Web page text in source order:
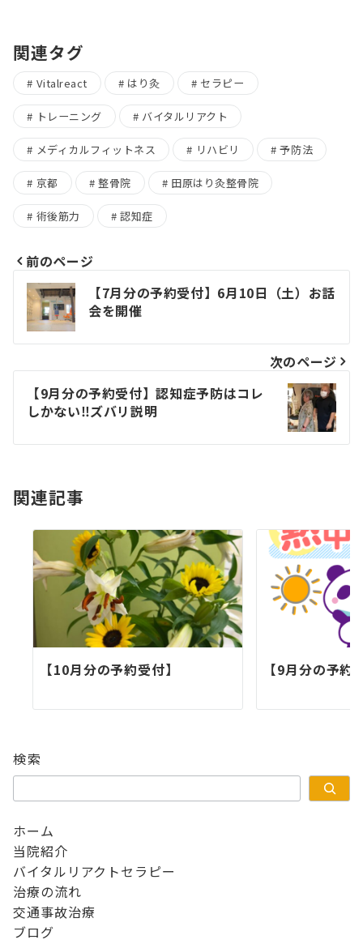
関連タグ
Vitalreact はり灸 セラピー
トレーニング バイタルリアクト
メディカルフィットネス リハビリ 予防法
京都 整骨院 田原はり灸整骨院
術後筋力 認知症
投
稿
ナ
ビ
ゲ
ー
ョ
前のページ
【7月分の予約受付】6月10日（土）お話
会を開催
次のページ
【9月分の予約受付】認知症予防はコレ
しかない‼️ズバリ説明
関連記事
【10月分の予約受付】 【9月分の予約
検索
ホーム
当院紹介
バイタルリアクトセラピー
治療の流れ
交通事故治療
ブログ